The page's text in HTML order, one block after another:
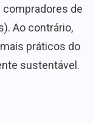
de
Ao contrário,
práticos do
sustentável.